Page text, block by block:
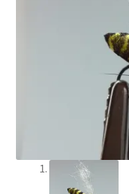
Om Flychef/Impressum